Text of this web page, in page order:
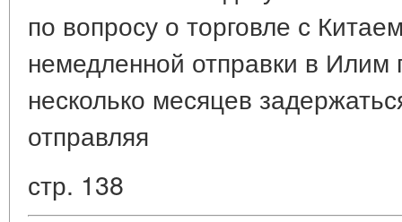
по вопросу о торговле с
немедленной отправки в Илим
несколько месяцев
отправляя
стр. 138